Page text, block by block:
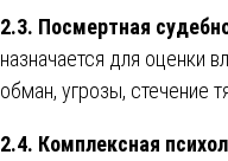
2.3. Посмертная
назначается для оценки
обман, угрозы, стечение
2.4. Комплексная